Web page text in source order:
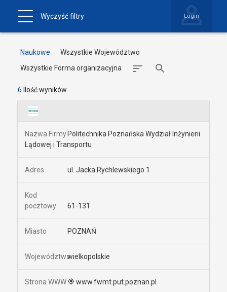
Wyczyść filtry Login
Naukowe
Wszystkie Województwo
Wszystkie Forma organizacyjna
6 Ilość wyników
Politechnika Poznańska Wydział Inżynierii
Lądowej i Transportu
ul. Jacka Rychlewskiego 1
61-131
POZNAŃ
wielkopolskie
www.fwmt.put.poznan.pl